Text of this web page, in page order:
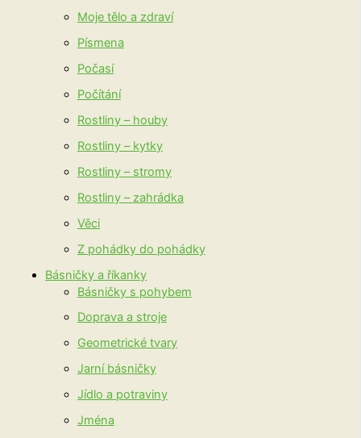
Moje tělo a zdraví
Písmena
Počasí
Počítání
Rostliny – houby
Rostliny – kytky
Rostliny – stromy
Rostliny – zahrádka
Věci
Z pohádky do pohádky
Básničky a říkanky
Básničky s pohybem
Doprava a stroje
Geometrické tvary
Jarní básničky
Jídlo a potraviny
Jména